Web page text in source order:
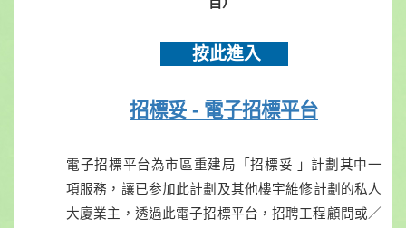
按此進入
招標妥 - 電子招標平台
電子招標平台為市區重建局「招標妥 」計劃 其中一
項服務 ，讓已参加此計劃 及其他樓宇維修計劃 的私人
大廈業主，透過此電子招標平台，招聘工程顧問或／